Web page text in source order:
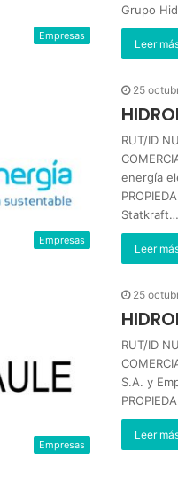
Empresas
Grupo
Leer
Empresas
25
RUT/ID
energía
Statkraft…
Leer
Empresas
25
RUT/ID
S.A. y
Leer